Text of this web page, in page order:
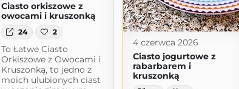
Ciasto orkiszowe z
owocami i kruszonką
24 2
To Łatwe Ciasto
Orkiszowe z Owocami i
Kruszonką, to jedno z
moich ulubionych ciast
4 czerwca 2026
Ciasto jogurtowe z
rabarbarem i
kruszonką